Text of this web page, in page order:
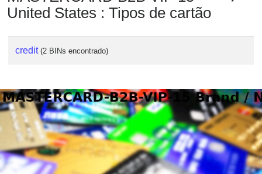
United States : Tipos de cartão
credit (2 BINs encontrado)